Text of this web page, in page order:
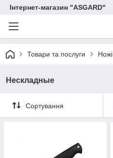
Інтернет-магазин "ASGARD"
Товари та послуги Ножі
Нескладные
Сортування